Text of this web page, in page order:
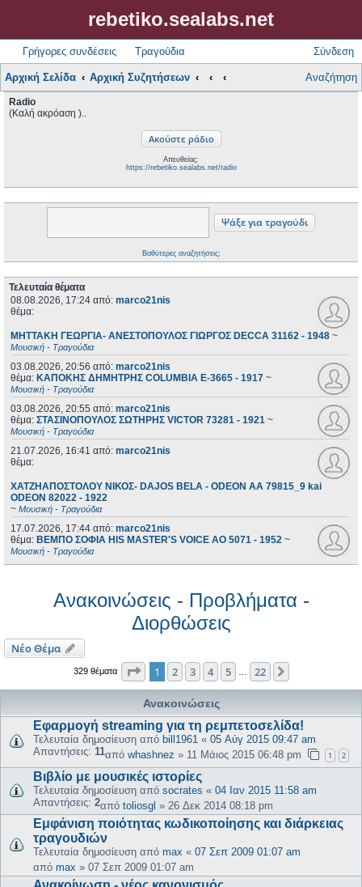
rebetiko.sealabs.net
Γρήγορες συνδέσεις Τραγούδια Σύνδεση
Αρχική Σελίδα Αρχική Συζητήσεων Αναζήτηση
Radio
(Καλή ακρόαση )..
Απευθείας:
https://rebetiko.sealabs.net/radio
Βαθύτερες αναζητήσεις;
Τελευταία θέματα
08.08.2026, 17:24 από: marco21nis
θέμα:
ΜΗΤΤΑΚΗ ΓΕΩΡΓΙΑ- ΑΝΕΣΤΟΠΟΥΛΟΣ ΓΙΩΡΓΟΣ DECCA 31162 - 1948 ~
Μουσική - Τραγούδια
03.08.2026, 20:56 από: marco21nis
θέμα: ΚΑΠΟΚΗΣ ΔΗΜΗΤΡΗΣ COLUMBIA E-3665 - 1917 ~
Μουσική - Τραγούδια
03.08.2026, 20:55 από: marco21nis
θέμα: ΣΤΑΣΙΝΟΠΟΥΛΟΣ ΣΩΤΗΡΗΣ VICTOR 73281 - 1921 ~
Μουσική - Τραγούδια
21.07.2026, 16:41 από: marco21nis
θέμα:
ΧΑΤΖΗΑΠΟΣΤΟΛΟΥ ΝΙΚΟΣ- DAJOS BELA - ODEON AA 79815_9 kai
ODEON 82022 - 1922
~ Μουσική - Τραγούδια
17.07.2026, 17:44 από: marco21nis
θέμα: ΒΕΜΠΟ ΣΟΦΙΑ HIS MASTER'S VOICE AO 5071 - 1952 ~
Μουσική - Τραγούδια
Ανακοινώσεις - Προβλήματα -
Διορθώσεις
Νέο Θέμα
329 θέματα Σελίδα από22
1 2 3 4 5 22
Ανακοινώσεις
Εφαρμογή streaming για τη ρεμπετοσελίδα!
Τελευταία δημοσίευση από bill1961 « 05 Αύγ 2015 09:47 am
Απαντήσεις: 11από whashnez » 11 Μάιος 2015 06:48 pm 1 2
Βιβλίο με μουσικές ιστορίες
Τελευταία δημοσίευση από socrates « 04 Ιαν 2015 11:58 am
Απαντήσεις: 2από toliosgl » 26 Δεκ 2014 08:18 pm
Εμφάνιση ποιότητας κωδικοποίησης και διάρκειας
τραγουδιών
Τελευταία δημοσίευση από max « 07 Σεπ 2009 01:07 am
από max » 07 Σεπ 2009 01:07 am